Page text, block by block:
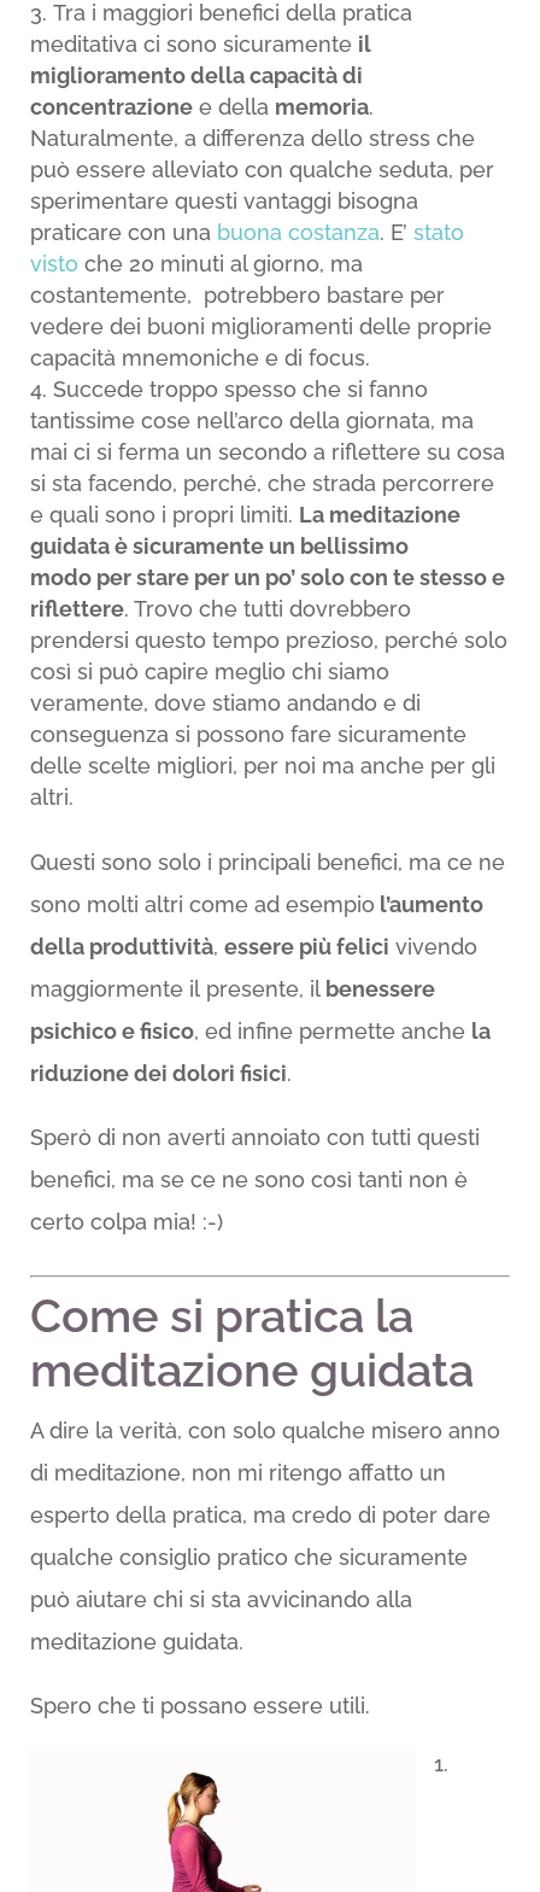
Tra i maggiori benefici della pratica
meditativa ci sono sicuramente il
miglioramento della capacità di
concentrazionee della memoria.
Naturalmente, a differenza dello stress che
può essere alleviato con qualche seduta, per
sperimentare questi vantaggi bisogna
praticare con una buona costanza. E’ stato
visto che 20 minuti al giorno, ma
costantemente, potrebbero bastare per
vedere dei buoni miglioramenti delle proprie
capacità mnemoniche e di focus.
Succede troppo spesso che si fanno
tantissime cose nell’arco della giornata, ma
mai ci si ferma un secondo a riflettere su cosa
si sta facendo, perché, che strada percorrere
e quali sono i propri limiti. La meditazione
guidata è sicuramente un bellissimo
modo per stare per un po’ solo con te stesso e
riflettere. Trovo che tutti dovrebbero
prendersi questo tempo prezioso, perché solo
così si può capire meglio chi siamo
veramente, dove stiamo andando e di
conseguenza si possono fare sicuramente
delle scelte migliori, per noi ma anche per gli
altri.
Questi sono solo i principali benefici, ma ce ne
sono molti altri come ad esempio l’aumento
della produttività, essere più felici vivendo
maggiormente il presente, ilbenessere
psichico e fisico, ed infine permette anche la
riduzione dei dolori fisici.
Sperò di non averti annoiato con tutti questi
benefici, ma se ce ne sono così tanti non è
certo colpa mia! :-)
Come si pratica la
meditazione guidata
A dire la verità, con solo qualche misero anno
di meditazione, non mi ritengo affatto un
esperto della pratica, ma credo di poter dare
qualche consiglio pratico che sicuramente
può aiutare chi si sta avvicinando alla
meditazione guidata.
Spero che ti possano essere utili.